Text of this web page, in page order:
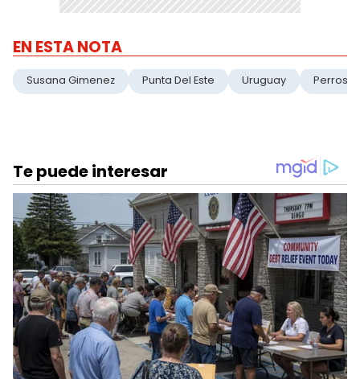
EN ESTA NOTA
Susana Gimenez Punta Del Este Uruguay Perros